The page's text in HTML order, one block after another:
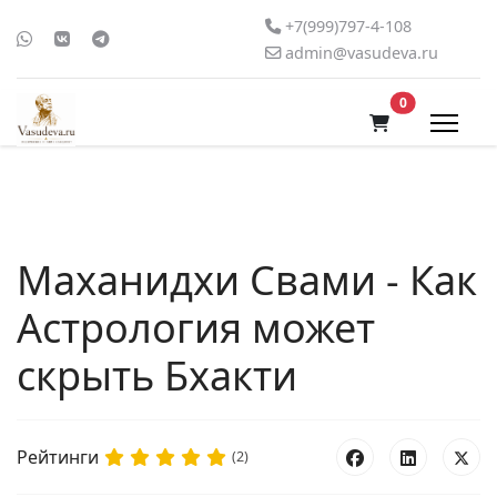
+7(999)797-4-108
admin@vasudeva.ru
0В корзину
Маханидхи Свами - Как
Астрология может
скрыть Бхакти
Рейтинги (2)